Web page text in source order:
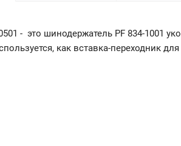
- это шинодержатель PF 834-1001
как вставка-переходник